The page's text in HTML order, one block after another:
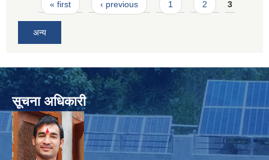
Pages
« first ‹ previous 1 2 3
अन्य
सूचना अधिकारी